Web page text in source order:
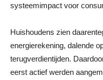
systeemimpact voor
Huishoudens zien
energierekening, dalende
terugverdientijden.
eerst actief werden